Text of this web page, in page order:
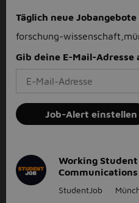
Täglich neue
forschung-
Gib deine E-Mail-Adresse
Job-Alert einstellen
Working
StudentJob